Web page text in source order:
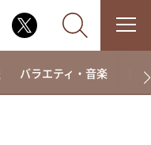
バラエティ・音楽 ド